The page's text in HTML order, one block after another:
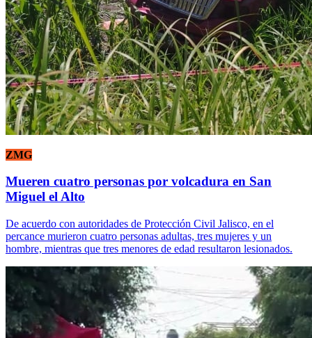
ZMG
Mueren cuatro personas por volcadura en San
Miguel el Alto
De acuerdo con autoridades de Protección Civil Jalisco, en el
percance murieron cuatro personas adultas, tres mujeres y un
hombre, mientras que tres menores de edad resultaron lesionados.